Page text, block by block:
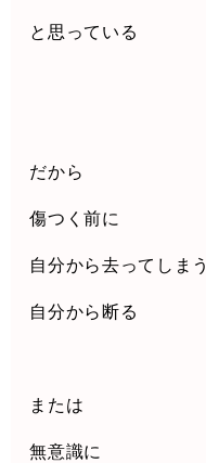
と思っている
だから
傷つく前に
自分から去ってしまう
自分から断る
または
無意識に